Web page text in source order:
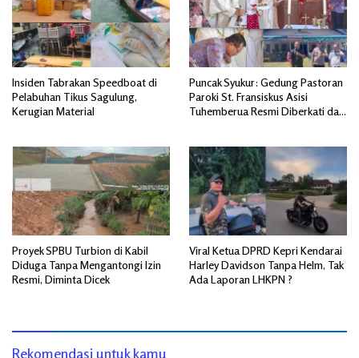
Insiden Tabrakan Speedboat di
Pelabuhan Tikus Sagulung,
Kerugian Material
Puncak Syukur: Gedung Pastoran
Paroki St. Fransiskus Asisi
Tuhemberua Resmi Diberkati dan
Proyek SPBU Turbion di Kabil
Diduga Tanpa Mengantongi Izin
Resmi, Diminta Dicek
Viral Ketua DPRD Kepri Kendarai
Harley Davidson Tanpa Helm, Tak
Ada Laporan LHKPN ?
Rekomendasi untuk kamu